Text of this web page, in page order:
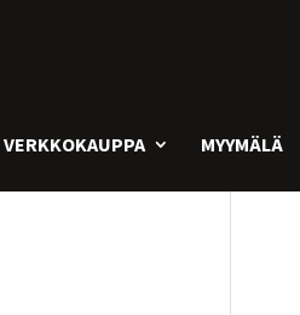
VERKKOKAUPPA MYYMÄLÄ